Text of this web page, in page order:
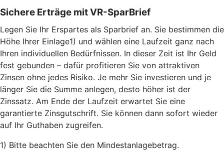
Sichere Erträge mit VR-SparBrief
Legen Sie Ihr Erspartes als Sparbrief an. Sie bestimmen die
Höhe Ihrer Einlage1) und wählen eine Laufzeit ganz nach
Ihren individuellen Bedürfnissen. In dieser Zeit ist Ihr Geld
fest gebunden – dafür profitieren Sie von attraktiven
Zinsen ohne jedes Risiko. Je mehr Sie investieren und je
länger Sie die Summe anlegen, desto höher ist der
Zinssatz. Am Ende der Laufzeit erwartet Sie eine
garantierte Zinsgutschrift. Sie können dann sofort wieder
auf Ihr Guthaben zugreifen.
1) Bitte beachten Sie den Mindestanlagebetrag.